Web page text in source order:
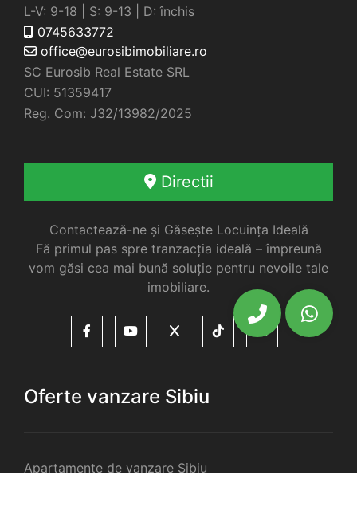
L-V: 9-18 | S: 9-13 | D: închis
0745633772
office@eurosibimobiliare.ro
SC Eurosib Real Estate SRL
CUI: 51359417
Reg. Com: J32/13982/2025
Directii
Contactează-ne și Găsește Locuința Ideală
Fă primul pas spre tranzacția ideală – împreună
vom găsi cea mai bună soluție pentru nevoile tale
imobiliare.
Oferte vanzare Sibiu
Apartamente de vanzare Sibiu